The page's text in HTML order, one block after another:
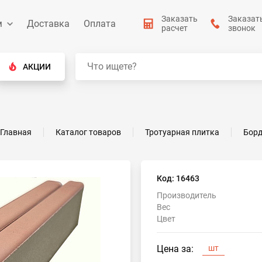
Доставка Оплата
Заказать
расчет
звонок
АКЦИИ
Главная Каталог товаров Тротуарная плитка
Код: 16463
Производитель
Вес
Цвет
Цена за: шт